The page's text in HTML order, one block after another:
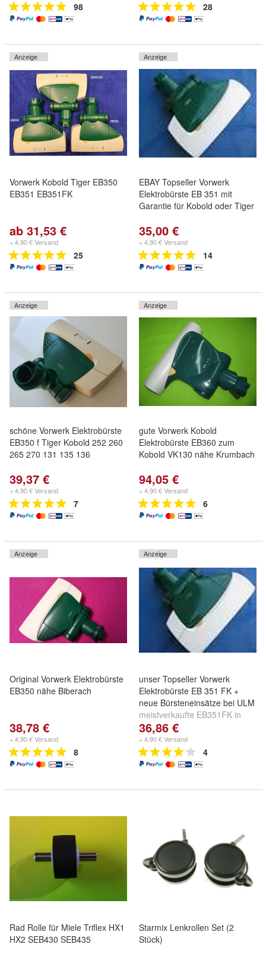
98 28
Anzeige
Vorwerk Kobold Tiger EB350
EB351 EB351FK
ab 31,53 €
+ 4,90 € Versand
25
Anzeige
EBAY Topseller Vorwerk
Elektrobürste EB 351 mit
Garantie für Kobold oder Tiger
35,00 €
+ 4,90 € Versand
14
Anzeige
schöne Vorwerk Elektrobürste
EB350 f Tiger Kobold 252 260
265 270 131 135 136
39,37 €
+ 4,90 € Versand
7
Anzeige
gute Vorwerk Kobold
Elektrobürste EB360 zum
Kobold VK130 nähe Krumbach
94,05 €
+ 4,90 € Versand
6
Anzeige
Original Vorwerk Elektrobürste
EB350 nähe Biberach
38,78 €
+ 4,90 € Versand
8
Anzeige
unser Topseller Vorwerk
Elektrobürste EB 351 FK +
neue Bürsteneinsätze bei ULM
meistverkaufte EB351FK in
unseren Shops bereits über
950x verkauft
36,86 €
+ 4,90 € Versand
4
Rad Rolle für Miele Triflex HX1
HX2 SEB430 SEB435
Starmix Lenkrollen Set (2
Stück)